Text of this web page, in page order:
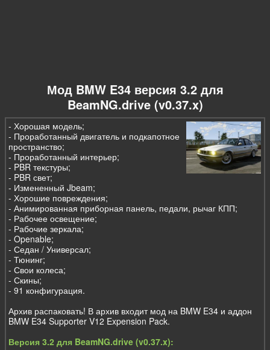
Мод BMW E34 версия 3.2 для
BeamNG.drive (v0.37.x)
- Хорошая модель;
- Проработанный двигатель и подкапотное
пространство;
- Проработанный интерьер;
- PBR текстуры;
- PBR свет;
- Измененный Jbeam;
- Хорошие повреждения;
- Анимированная приборная панель, педали, рычаг КПП;
- Рабочее освещение;
- Рабочие зеркала;
- Openable;
- Седан / Универсал;
- Тюнинг;
- Свои колеса;
- Скины;
- 91 конфигурация.
Архив распаковать! В архив входит мод на BMW E34 и аддон
BMW E34 Supporter V12 Expension Pack.
Версия 3.2 для BeamNG.drive (v0.37.x):